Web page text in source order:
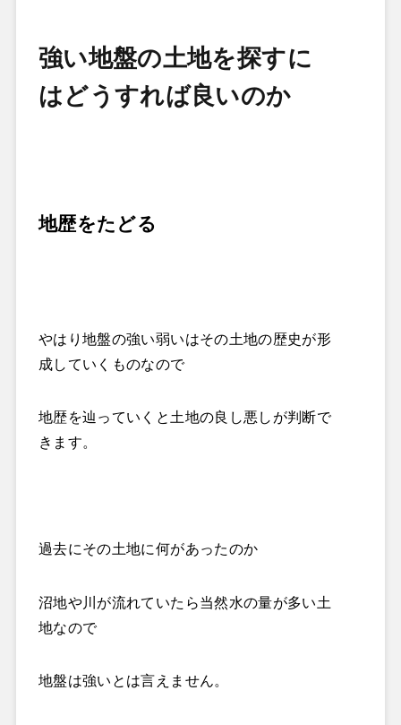
強い地盤の土地を探すに
はどうすれば良いのか
地歴をたどる
やはり地盤の強い弱いはその土地の歴史が形
成していくものなので
地歴を辿っていくと土地の良し悪しが判断で
きます。
過去にその土地に何があったのか
沼地や川が流れていたら当然水の量が多い土
地なので
地盤は強いとは言えません。